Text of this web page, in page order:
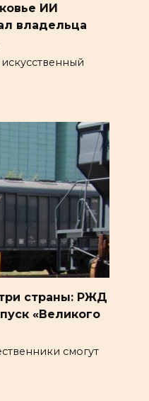
ИИ
владельца
страны: РЖД
«Великого
смогут